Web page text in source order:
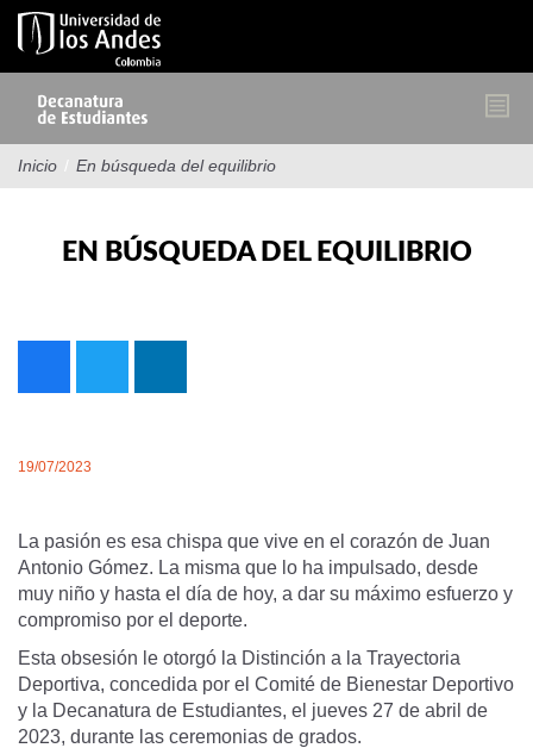
Pasar
contenido
Inicio / En búsqueda del equilibrio
EN BÚSQUEDA DEL EQUILIBRIO
19/07/2023
La pasión es esa chispa que vive en el corazón de Juan
Antonio Gómez. La misma que lo ha impulsado, desde
muy niño y hasta el día de hoy, a dar su máximo esfuerzo y
compromiso por el deporte.
Esta obsesión le otorgó la Distinción a la Trayectoria
Deportiva, concedida por el Comité de Bienestar Deportivo
y la Decanatura de Estudiantes, el jueves 27 de abril de
2023, durante las ceremonias de grados.